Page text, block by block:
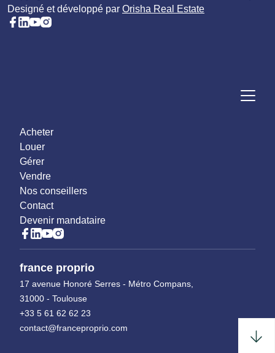
Designé et développé par Orisha Real Estate
Acheter
Louer
Gérer
Vendre
Nos conseillers
Contact
Devenir mandataire
france proprio
17 avenue Honoré Serres - Métro Compans,
31000 - Toulouse
+33 5 61 62 62 23
contact@franceproprio.com